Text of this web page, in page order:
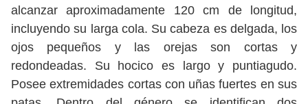
alcanzar aproximadamente 120 cm de longitud,
incluyendo su larga cola. Su cabeza es delgada, los
ojos pequeños y las orejas son cortas y
redondeadas. Su hocico es largo y puntiagudo.
Posee extremidades cortas con uñas fuertes en sus